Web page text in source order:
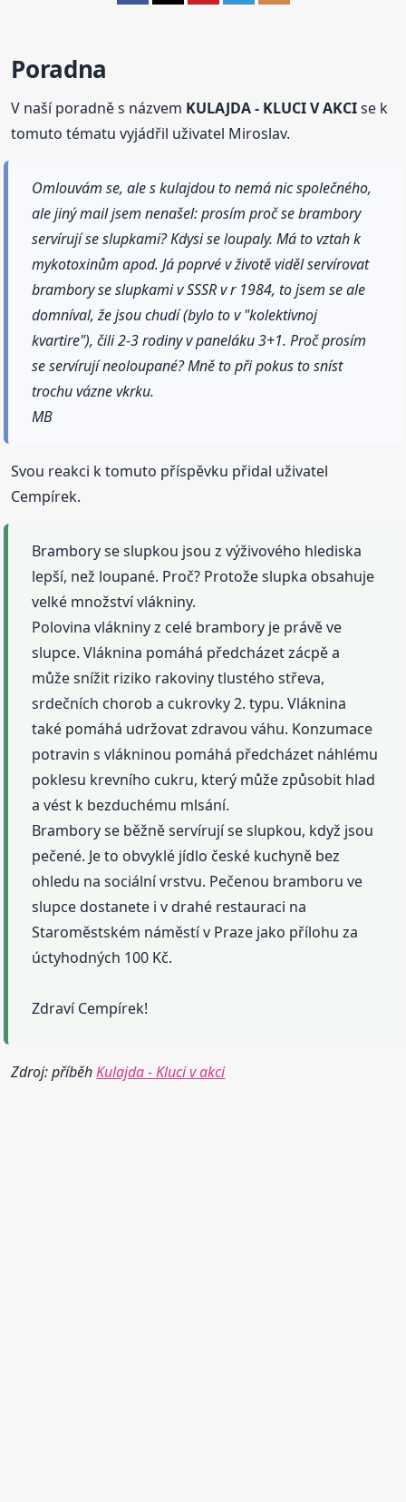
Poradna
V naší poradně s názvem KULAJDA - KLUCI V AKCIse k
tomuto tématu vyjádřil uživatel Miroslav.
Omlouvám se, ale s kulajdou to nemá nic společného,
ale jiný mail jsem nenašel: prosím proč se brambory
servírují se slupkami? Kdysi se loupaly. Má to vztah k
mykotoxinům apod. Já poprvé v životě viděl servírovat
brambory se slupkami v SSSR v r 1984, to jsem se ale
domníval, že jsou chudí (bylo to v "kolektivnoj
kvartire"), čili 2-3 rodiny v paneláku 3+1. Proč prosím
se servírují neoloupané? Mně to při pokus to sníst
trochu vázne vkrku.
MB
Svou reakci k tomuto příspěvku přidal uživatel
Cempírek.
Brambory se slupkou jsou z výživového hlediska
lepší, než loupané. Proč? Protože slupka obsahuje
velké množství vlákniny.
Polovina vlákniny z celé brambory je právě ve
slupce. Vláknina pomáhá předcházet zácpě a
může snížit riziko rakoviny tlustého střeva,
srdečních chorob a cukrovky 2. typu. Vláknina
také pomáhá udržovat zdravou váhu. Konzumace
potravin s vlákninou pomáhá předcházet náhlému
poklesu krevního cukru, který může způsobit hlad
a vést k bezduchému mlsání.
Brambory se běžně servírují se slupkou, když jsou
pečené. Je to obvyklé jídlo české kuchyně bez
ohledu na sociální vrstvu. Pečenou bramboru ve
slupce dostanete i v drahé restauraci na
Staroměstském náměstí v Praze jako přílohu za
úctyhodných 100 Kč.
Zdraví Cempírek!
Zdroj: příběhKulajda - Kluci v akci